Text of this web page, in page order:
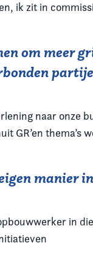
ik zit in
om meer
naar onze
GR’en
in